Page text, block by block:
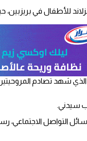
للأطفال في بريزبين،
في الحادث الذي شهد
سيدني.
التواصل